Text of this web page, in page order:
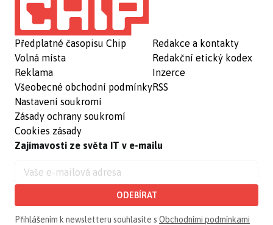
Předplatné časopisu Chip
Volná místa
Reklama
Všeobecné obchodní podmínky
Nastavení soukromí
Zásady ochrany soukromí
Cookies zásady
Redakce a kontakty
Redakční etický kodex
Inzerce
RSS
Zajímavosti ze světa IT v e-mailu
ODEBÍRAT
Přihlášením k newsletteru souhlasíte s Obchodními podmínkami